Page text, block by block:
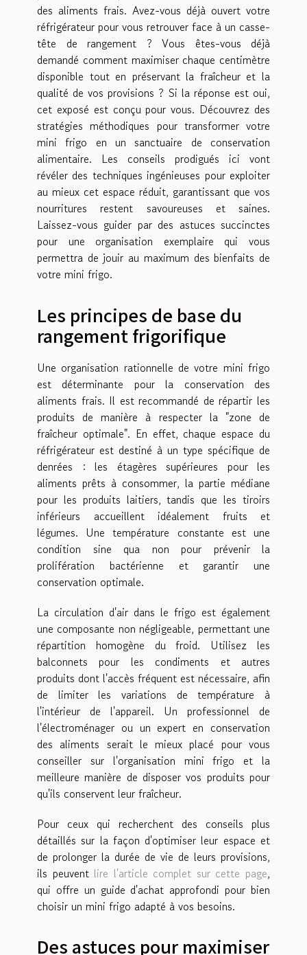
des aliments frais. Avez-vous déjà ouvert votre
réfrigérateur pour vous retrouver face à un casse-
tête de rangement ? Vous êtes-vous déjà
demandé comment maximiser chaque centimètre
disponible tout en préservant la fraîcheur et la
qualité de vos provisions ? Si la réponse est oui,
cet exposé est conçu pour vous. Découvrez des
stratégies méthodiques pour transformer votre
mini frigo en un sanctuaire de conservation
alimentaire. Les conseils prodigués ici vont
révéler des techniques ingénieuses pour exploiter
au mieux cet espace réduit, garantissant que vos
nourritures restent savoureuses et saines.
Laissez-vous guider par des astuces succinctes
pour une organisation exemplaire qui vous
permettra de jouir au maximum des bienfaits de
votre mini frigo.
Les principes de base du
rangement frigorifique
Une organisation rationnelle de votre mini frigo
est déterminante pour la conservation des
aliments frais. Il est recommandé de répartir les
produits de manière à respecter la "zone de
fraîcheur optimale". En effet, chaque espace du
réfrigérateur est destiné à un type spécifique de
denrées : les étagères supérieures pour les
aliments prêts à consommer, la partie médiane
pour les produits laitiers, tandis que les tiroirs
inférieurs accueillent idéalement fruits et
légumes. Une température constante est une
condition sine qua non pour prévenir la
prolifération bactérienne et garantir une
conservation optimale.
La circulation d'air dans le frigo est également
une composante non négligeable, permettant une
répartition homogène du froid. Utilisez les
balconnets pour les condiments et autres
produits dont l'accès fréquent est nécessaire, afin
de limiter les variations de température à
l'intérieur de l'appareil. Un professionnel de
l'électroménager ou un expert en conservation
des aliments serait le mieux placé pour vous
conseiller sur l'organisation mini frigo et la
meilleure manière de disposer vos produits pour
qu'ils conservent leur fraîcheur.
Pour ceux qui recherchent des conseils plus
détaillés sur la façon d'optimiser leur espace et
de prolonger la durée de vie de leurs provisions,
ils peuvent lire l'article complet sur cette page,
qui offre un guide d'achat approfondi pour bien
choisir un mini frigo adapté à vos besoins.
Des astuces pour maximiser